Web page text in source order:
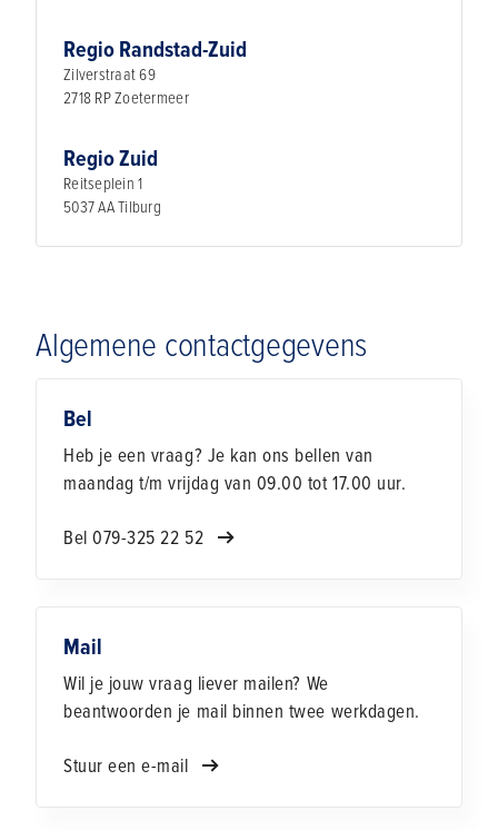
Regio Randstad-Zuid
Zilverstraat 69
2718 RP Zoetermeer
Regio Zuid
Reitseplein 1
5037 AA Tilburg
Algemene contactgegevens
Bel
Heb je een vraag? Je kan ons bellen van
maandag t/m vrijdag van 09.00 tot 17.00 uur.
Bel 079-325 22 52
Mail
Wil je jouw vraag liever mailen? We
beantwoorden je mail binnen twee werkdagen.
Stuur een e-mail